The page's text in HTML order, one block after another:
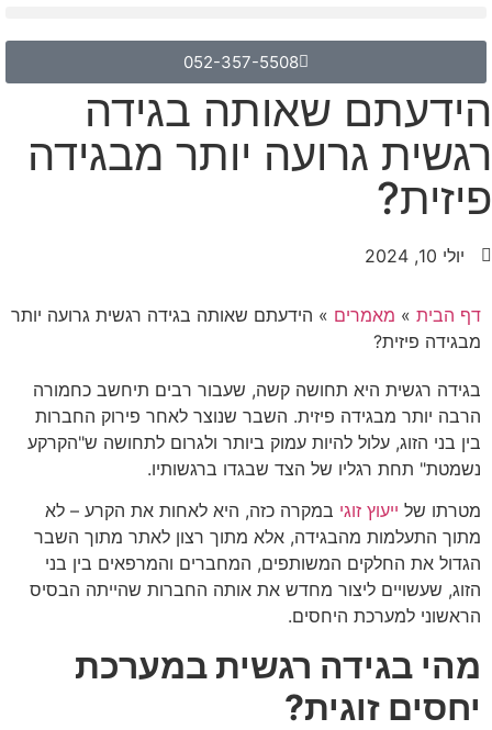
052-357-5508
הידעתם שאותה בגידה
רגשית גרועה יותר מבגידה
פיזית?
יולי 10, 2024
דף הבית » מאמרים » הידעתם שאותה בגידה רגשית גרועה יותר
מבגידה פיזית?
בגידה רגשית היא תחושה קשה, שעבור רבים תיחשב כחמורה
הרבה יותר מבגידה פיזית. השבר שנוצר לאחר פירוק החברות
בין בני הזוג, עלול להיות עמוק ביותר ולגרום לתחושה ש"הקרקע
נשמטת" תחת רגליו של הצד שבגדו ברגשותיו.
מטרתו של ייעוץ זוגי במקרה כזה, היא לאחות את הקרע – לא
מתוך התעלמות מהבגידה, אלא מתוך רצון לאתר מתוך השבר
הגדול את החלקים המשותפים, המחברים והמרפאים בין בני
הזוג, שעשויים ליצור מחדש את אותה החברות שהייתה הבסיס
הראשוני למערכת היחסים.
מהי בגידה רגשית במערכת
יחסים זוגית?